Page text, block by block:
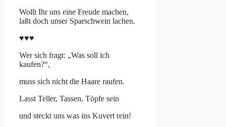
Wollt Ihr uns eine Freude machen,
laßt doch unser Sparschwein lachen.
♥♥♥
Wer sich fragt: „Was soll ich
kaufen?“,
muss sich nicht die Haare raufen.
Lasst Teller, Tassen, Töpfe sein
und steckt uns was ins Kuvert rein!